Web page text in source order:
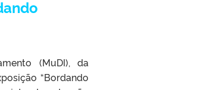
(MuDI), da
“Bordando